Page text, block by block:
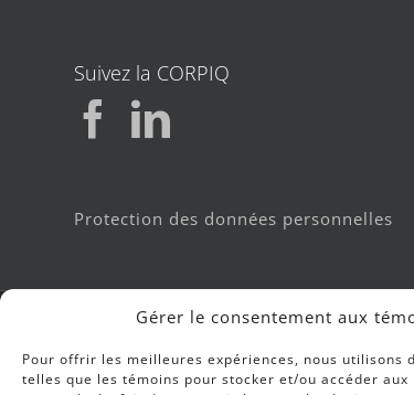
Gérer le consentement aux
Pour offrir les meilleures expériences, nous utilisons
telles que les témoins pour stocker et/ou accéder
Suivez la CORPIQ
Protection des données personnelles